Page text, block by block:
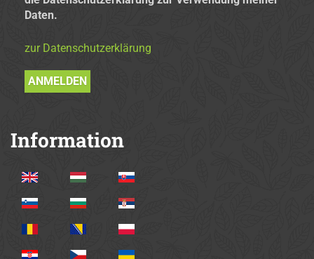
Daten.
zur Datenschutzerklärung
Information